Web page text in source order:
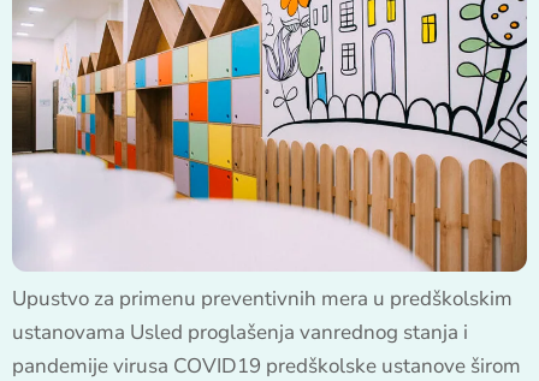
Upustvo za primenu preventivnih mera u predškolskim
ustanovama Usled proglašenja vanrednog stanja i
pandemije virusa COVID19 predškolske ustanove širom